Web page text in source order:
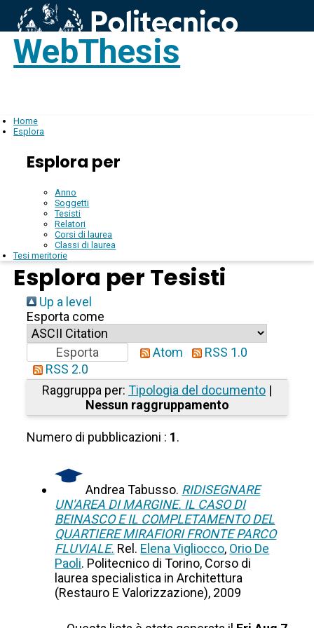
WebThesis
Home
Esplora
Esplora per
Anno
Soggetti
Tesisti
Relatori
Corsi di laurea
Classi di laurea
Tesi meritorie
Esplora per Tesisti
Up a level
Esporta come
Atom
RSS 1.0
RSS 2.0
Raggruppa per: Tipologia del documento |
Nessun raggruppamento
Numero di pubblicazioni : 1.
Andrea Tabusso. RIDISEGNARE
UN'AREA DI MARGINE. IL CASO DI
BEINASCO E IL COMPLETAMENTO DEL
QUARTIERE MIRAFIORI FRONTE PARCO
FLUVIALE. Rel. Elena Vigliocco, Orio De
Paoli. Politecnico di Torino, Corso di
laurea specialistica in Architettura
(Restauro E Valorizzazione), 2009